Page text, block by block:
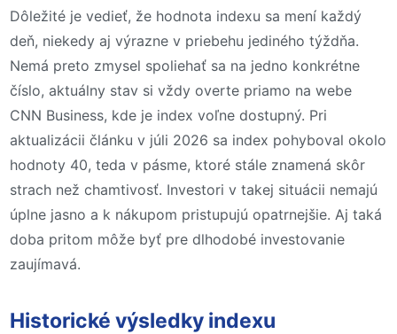
Dôležité je vedieť, že hodnota indexu sa mení každý
deň, niekedy aj výrazne v priebehu jediného týždňa.
Nemá preto zmysel spoliehať sa na jedno konkrétne
číslo, aktuálny stav si vždy overte priamo na webe
CNN Business, kde je index voľne dostupný. Pri
aktualizácii článku v júli 2026 sa index pohyboval okolo
hodnoty 40, teda v pásme, ktoré stále znamená skôr
strach než chamtivosť. Investori v takej situácii nemajú
úplne jasno a k nákupom pristupujú opatrnejšie. Aj taká
doba pritom môže byť pre dlhodobé investovanie
zaujímavá.
Historické výsledky indexu